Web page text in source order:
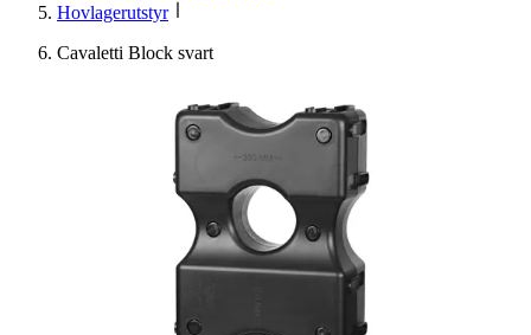
Hovlagerutstyr
Cavaletti Block svart